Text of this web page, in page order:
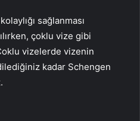
sağlanması
çoklu vize gibi
vizelerde vizenin
kadar Schengen